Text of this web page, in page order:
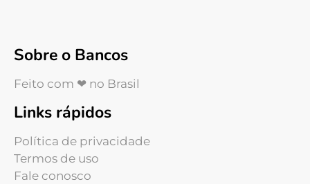
Sobre o Bancos
Feito com ❤ no Brasil
Links rápidos
Política de privacidade
Termos de uso
Fale conosco